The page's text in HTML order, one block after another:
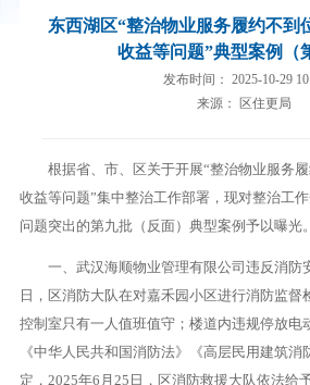
东西湖区“整治物业服务履约不到
收益等问题”典型案例（
发布时间： 2025-10-29
来源： 区住更局
根据省、市、区关于开展“整治物业服务
收益等问题”集中整治工作部署，现对整治工作
问题突出的第九批（反面）典型案例予以曝光。
一、武汉海顺物业管理有限公司违反消防
日，区消防大队在对嘉禾园小区进行消防监督
控制室只有一人值班值守；楼道内违规停放电
《中华人民共和国消防法》《高层民用建筑
定，2025年6月25日，区消防救援大队依法给